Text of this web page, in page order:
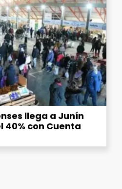
llega a Junín
40% con Cuenta